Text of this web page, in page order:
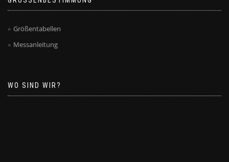
Größentabellen
Messanleitung
WO SIND WIR?